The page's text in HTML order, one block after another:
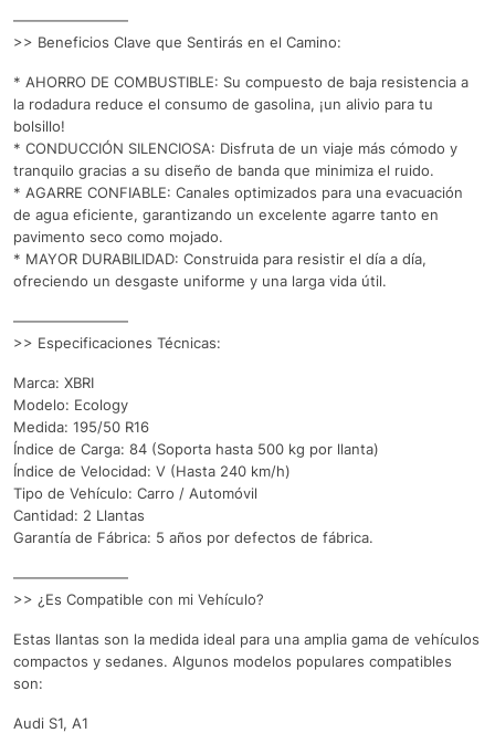
————————
>> Beneficios Clave que Sentirás en el Camino:
* AHORRO DE COMBUSTIBLE: Su compuesto de baja resistencia a
la rodadura reduce el consumo de gasolina, ¡un alivio para tu
bolsillo!
* CONDUCCIÓN SILENCIOSA: Disfruta de un viaje más cómodo y
tranquilo gracias a su diseño de banda que minimiza el ruido.
* AGARRE CONFIABLE: Canales optimizados para una evacuación
de agua eficiente, garantizando un excelente agarre tanto en
pavimento seco como mojado.
* MAYOR DURABILIDAD: Construida para resistir el día a día,
ofreciendo un desgaste uniforme y una larga vida útil.
————————
>> Especificaciones Técnicas:
Marca: XBRI
Modelo: Ecology
Medida: 195/50 R16
Índice de Carga: 84 (Soporta hasta 500 kg por llanta)
Índice de Velocidad: V (Hasta 240 km/h)
Tipo de Vehículo: Carro / Automóvil
Cantidad: 2 Llantas
Garantía de Fábrica: 5 años por defectos de fábrica.
————————
>> ¿Es Compatible con mi Vehículo?
Estas llantas son la medida ideal para una amplia gama de vehículos
compactos y sedanes. Algunos modelos populares compatibles
son:
Audi S1, A1